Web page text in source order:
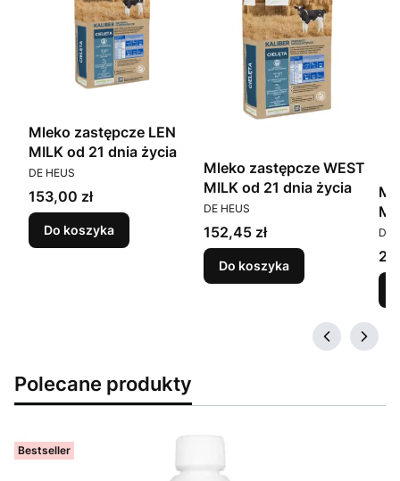
Mleko zastępcze LEN
MILK od 21 dnia życia
PRODUCENT
DE HEUS
Cena
153,00 zł
Do koszyka
Mleko zastępcze WEST
MILK od 21 dnia życia
PRODUCENT
DE HEUS
Cena
152,45 zł
Do koszyka
DE
Polecane produkty
Bestseller